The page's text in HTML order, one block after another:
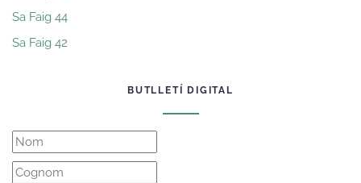
Sa Faig 44
Sa Faig 42
BUTLLETÍ DIGITAL